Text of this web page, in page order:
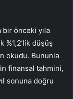
bir önceki yıla
%1,2’lik düşüş
okudu. Bununla
finansal tahmini,
sonuna doğru